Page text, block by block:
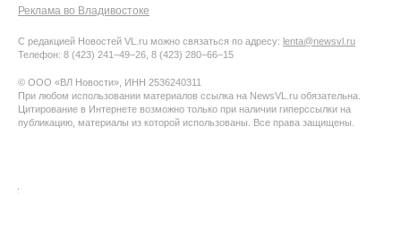
Реклама во Владивостоке
С редакцией Новостей VL.ru можно связаться по адресу: lenta@newsvl.ru
Телефон: 8 (423) 241−49−26, 8 (423) 280−66−15
© ООО «ВЛ Новости», ИНН 2536240311
При любом использовании материалов ссылка на NewsVL.ru обязательна.
Цитирование в Интернете возможно только при наличии гиперссылки на
публикацию, материалы из которой использованы. Все права защищены.